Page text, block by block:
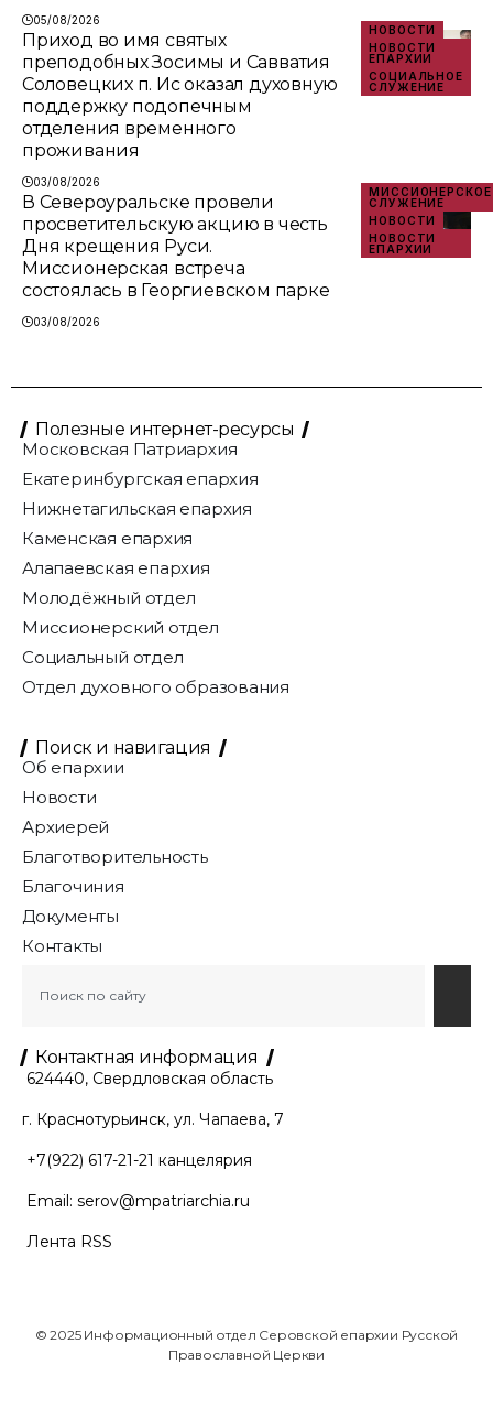
05/08/2026
НОВОСТИ
НОВОСТИ
ЕПАРХИИ
СОЦИАЛЬНОЕ
СЛУЖЕНИЕ
Приход во имя святых
преподобных Зосимы и Савватия
Соловецких п. Ис оказал духовную
поддержку подопечным
отделения временного
проживания
03/08/2026
МИССИОНЕРСКОЕ
СЛУЖЕНИЕ
НОВОСТИ
НОВОСТИ
ЕПАРХИИ
В Североуральске провели
просветительскую акцию в честь
Дня крещения Руси.
Миссионерская встреча
состоялась в Георгиевском парке
03/08/2026
Полезные интернет-ресурсы
Московская Патриархия
Екатеринбургская епархия
Нижнетагильская епархия
Каменская епархия
Алапаевская епархия
Молодёжный отдел
Миссионерский отдел
Социальный отдел
Отдел духовного образования
Поиск и навигация
Об епархии
Новости
Архиерей
Благотворительность
Благочиния
Документы
Контакты
Контактная информация
624440, Свердловская область
г. Краснотурьинск, ул. Чапаева, 7
+7(922) 617-21-21 канцелярия
Email: serov@mpatriarchia.ru
Лента RSS
© 2025 Информационный отдел Серовской епархии Русской
Православной Церкви